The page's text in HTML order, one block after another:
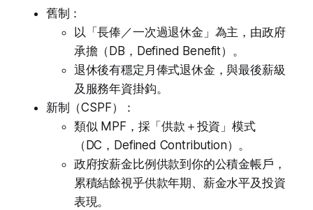
舊制：
以「長俸／一次過退休金」為主，由政府
承擔（DB，Defined Benefit）。
退休後有穩定月俸式退休金，與最後薪級
及服務年資掛鈎。
新制（CSPF）：
類似 MPF，採「供款＋投資」模式
（DC，Defined Contribution）。
政府按薪金比例供款到你的公積金帳戶，
累積結餘視乎供款年期、薪金水平及投資
表現。